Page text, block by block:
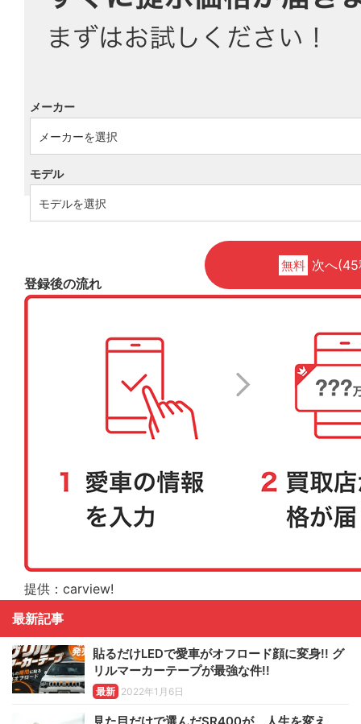
メーカー
モデル
無料 次へ
登録後の流れ
提供：carview!
最新記事
貼るだけLEDで愛車がオフロード顔に変身!! グ
リルマーカーテープが最強な件!!
最新 2022年1月6日